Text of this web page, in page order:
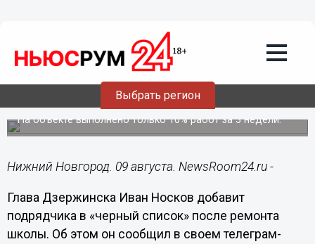
Выбрать регион
Иван Носков поместит подрядчика в
«черный список» после ремонта
школы в Дзержинске
На объекте выполнено только 10% работ за 3 недели.
Нижний Новгород. 09 августа. NewsRoom24.ru -
Глава Дзержинска Иван Носков добавит
подрядчика в «черный список» после ремонта
школы. Об этом он сообщил в своем телеграм-